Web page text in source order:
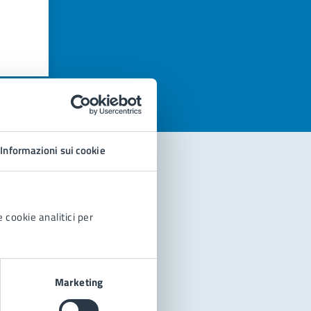
Informazioni sui cookie
cookie analitici per
Marketing